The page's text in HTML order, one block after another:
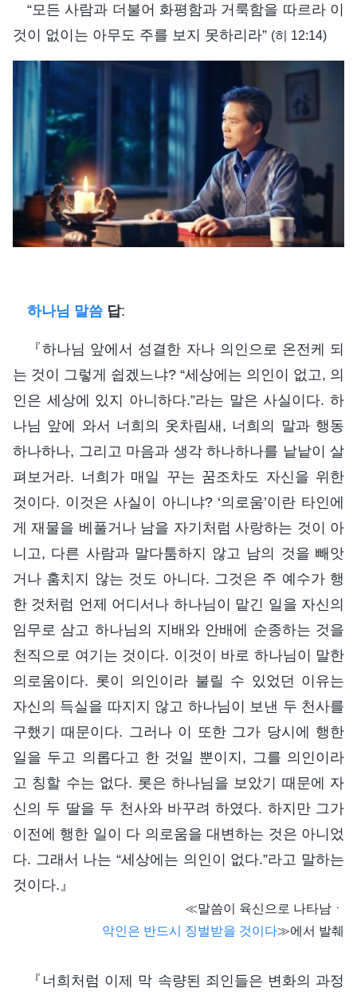
“모든 사람과 더불어 화평함과 거룩함을 따르라 이
것이 없이는 아무도 주를 보지 못하리라” (히 12:14)
하나님 말씀 답:
『하나님 앞에서 성결한 자나 의인으로 온전케 되
는 것이 그렇게 쉽겠느냐? “세상에는 의인이 없고, 의
인은 세상에 있지 아니하다.”라는 말은 사실이다. 하
나님 앞에 와서 너희의 옷차림새, 너희의 말과 행동
하나하나, 그리고 마음과 생각 하나하나를 낱낱이 살
펴보거라. 너희가 매일 꾸는 꿈조차도 자신을 위한
것이다. 이것은 사실이 아니냐? ‘의로움’이란 타인에
게 재물을 베풀거나 남을 자기처럼 사랑하는 것이 아
니고, 다른 사람과 말다툼하지 않고 남의 것을 빼앗
거나 훔치지 않는 것도 아니다. 그것은 주 예수가 행
한 것처럼 언제 어디서나 하나님이 맡긴 일을 자신의
임무로 삼고 하나님의 지배와 안배에 순종하는 것을
천직으로 여기는 것이다. 이것이 바로 하나님이 말한
의로움이다. 롯이 의인이라 불릴 수 있었던 이유는
자신의 득실을 따지지 않고 하나님이 보낸 두 천사를
구했기 때문이다. 그러나 이 또한 그가 당시에 행한
일을 두고 의롭다고 한 것일 뿐이지, 그를 의인이라
고 칭할 수는 없다. 롯은 하나님을 보았기 때문에 자
신의 두 딸을 두 천사와 바꾸려 하였다. 하지만 그가
이전에 행한 일이 다 의로움을 대변하는 것은 아니었
다. 그래서 나는 “세상에는 의인이 없다.”라고 말하는
것이다.』
≪말씀이 육신으로 나타남ㆍ
악인은 반드시 징벌받을 것이다≫에서 발췌
『너희처럼 이제 막 속량된 죄인들은 변화의 과정